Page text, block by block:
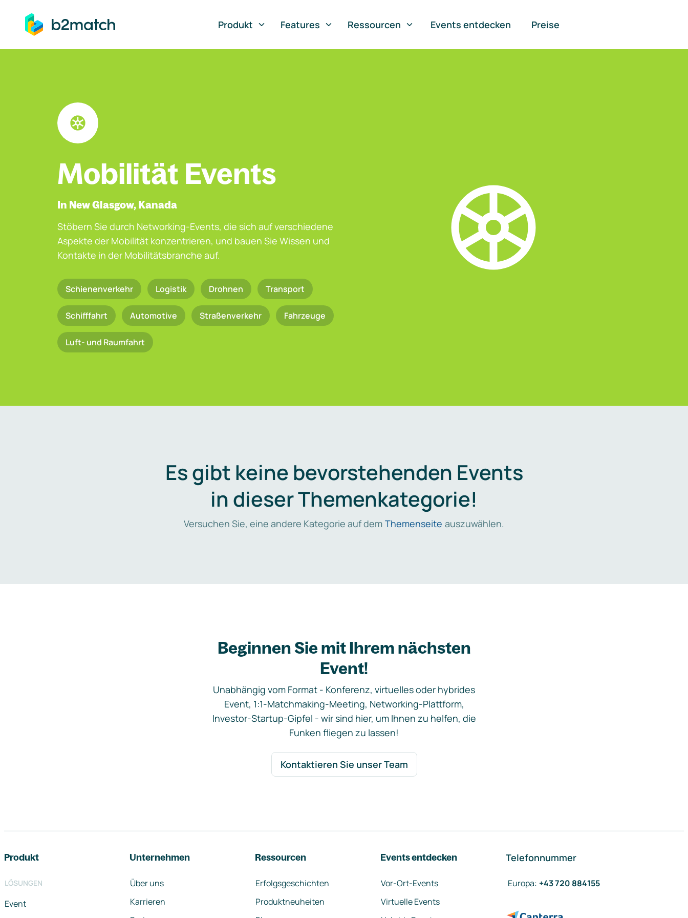
springen
Produkt
Features Ressourcen Events entdecken Preise
Mobilität Events
In New Glasgow, Kanada
Stöbern Sie durch Networking-Events, die sich auf verschiedene
Aspekte der Mobilität konzentrieren, und bauen Sie Wissen und
Kontakte in der Mobilitätsbranche auf.
Schienenverkehr Logistik Drohnen Transport
Schifffahrt Automotive Straßenverkehr Fahrzeuge
Luft- und Raumfahrt
Es gibt keine bevorstehenden Events
in dieser Themenkategorie!
Versuchen Sie, eine andere Kategorie auf dem Themenseite auszuwählen.
Beginnen Sie mit Ihrem nächsten
Event!
Unabhängig vom Format - Konferenz, virtuelles oder hybrides
Event, 1:1-Matchmaking-Meeting, Networking-Plattform,
Investor-Startup-Gipfel - wir sind hier, um Ihnen zu helfen, die
Funken fliegen zu lassen!
Kontaktieren Sie unser Team
Produkt
LÖSUNGEN
Event
Unternehmen
Über uns
Karrieren
Ressourcen
Erfolgsgeschichten
Produktneuheiten
Events entdecken
Vor-Ort-Events
Virtuelle Events
Telefonnummer
Europa: +43 720 884155